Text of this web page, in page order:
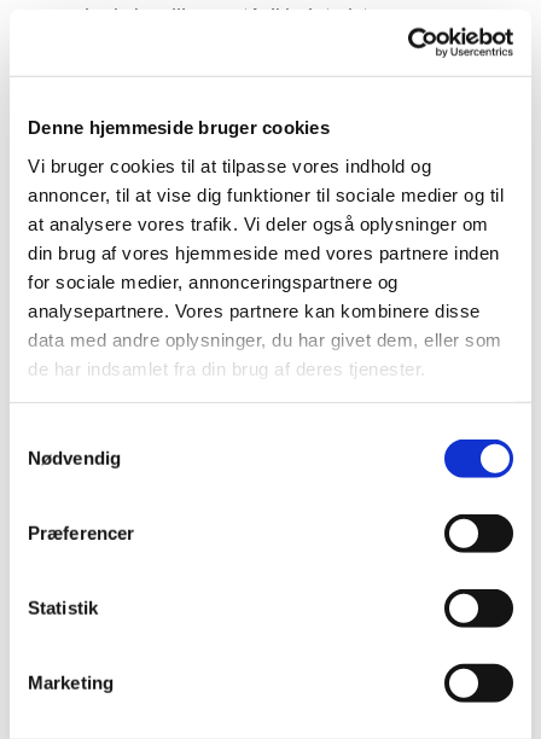
Denne hjemmeside bruger cookies
Vi bruger cookies til at tilpasse vores indhold og
annoncer, til at vise dig funktioner til sociale medier og til
at analysere vores trafik. Vi deler også oplysninger om
din brug af vores hjemmeside med vores partnere inden
for sociale medier, annonceringspartnere og
analysepartnere. Vores partnere kan kombinere disse
data med andre oplysninger, du har givet dem, eller som
de har indsamlet fra din brug af deres tjenester.
Nødvendig
Præferencer
Statistik
Marketing
anden behandling og står ikke i stedet.
Da massagen indgår som en del af onsdagscaféens
cafeen sammen med andre gæster.
Der er onsdagscafe og massage alle onsdage på
nær, når der er Gudstjeneste og frokost i kirken,
samt i ferier.
Læs om onsdagscaféen >
Tid
Pris
30 kr. for 20 minutter.
908892
Du skrives på en liste og Maja Rüegger kontakter